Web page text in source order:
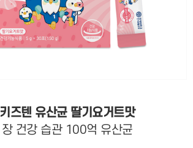
키즈텐 유산균 딸기요거트맛
장 건강 습관 100억 유산균